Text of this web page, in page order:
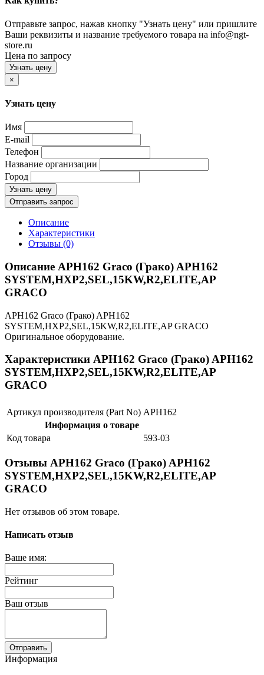
Отправьте запрос, нажав кнопку "Узнать цену" или пришлите
Ваши реквизиты и название требуемого товара на info@ngt-
store.ru
Цена по запросу
Узнать цену
×
Узнать цену
Имя
E-mail
Телефон
Название организации
Город
Узнать цену
Отправить запрос
Описание
Характеристики
Отзывы (0)
Описание APH162 Graco (Грако) APH162
SYSTEM,HXP2,SEL,15KW,R2,ELITE,AP
GRACO
APH162 Graco (Грако) APH162
SYSTEM,HXP2,SEL,15KW,R2,ELITE,AP GRACO
Оригинальное оборудование.
Характеристики APH162 Graco (Грако) APH162
SYSTEM,HXP2,SEL,15KW,R2,ELITE,AP
GRACO
Артикул производителя (Part No) APH162
Информация о товаре
Код товара
593-03
Отзывы APH162 Graco (Грако) APH162
SYSTEM,HXP2,SEL,15KW,R2,ELITE,AP
GRACO
Нет отзывов об этом товаре.
Написать отзыв
Ваше имя:
Рейтинг
Ваш отзыв
Отправить
Информация